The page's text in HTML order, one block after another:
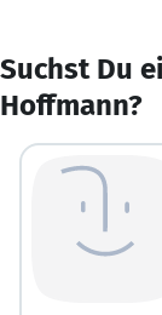
Suchst Du
Hoffmann?